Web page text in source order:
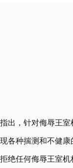
出，针对侮辱王
各种揣测和不健康
绝任何侮辱王室